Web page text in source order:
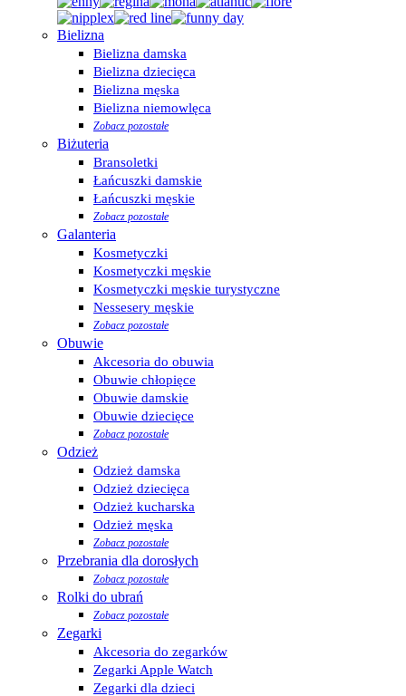
Bielizna
Bielizna damska
Bielizna dziecięca
Bielizna męska
Bielizna niemowlęca
Zobacz pozostałe
Biżuteria
Bransoletki
Łańcuszki damskie
Łańcuszki męskie
Zobacz pozostałe
Galanteria
Kosmetyczki
Kosmetyczki męskie
Kosmetyczki męskie turystyczne
Nessesery męskie
Zobacz pozostałe
Obuwie
Akcesoria do obuwia
Obuwie chłopięce
Obuwie damskie
Obuwie dziecięce
Zobacz pozostałe
Odzież
Odzież damska
Odzież dziecięca
Odzież kucharska
Odzież męska
Zobacz pozostałe
Przebrania dla dorosłych
Zobacz pozostałe
Rolki do ubrań
Zobacz pozostałe
Zegarki
Akcesoria do zegarków
Zegarki Apple Watch
Zegarki dla dzieci